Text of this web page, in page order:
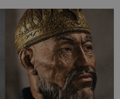
boje. Za manželku má